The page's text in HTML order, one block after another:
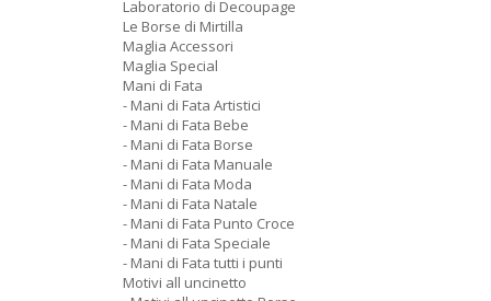
Laboratorio di Decoupage
Le Borse di Mirtilla
Maglia Accessori
Maglia Special
Mani di Fata
- Mani di Fata Artistici
- Mani di Fata Bebe
- Mani di Fata Borse
- Mani di Fata Manuale
- Mani di Fata Moda
- Mani di Fata Natale
- Mani di Fata Punto Croce
- Mani di Fata Speciale
- Mani di Fata tutti i punti
Motivi all uncinetto